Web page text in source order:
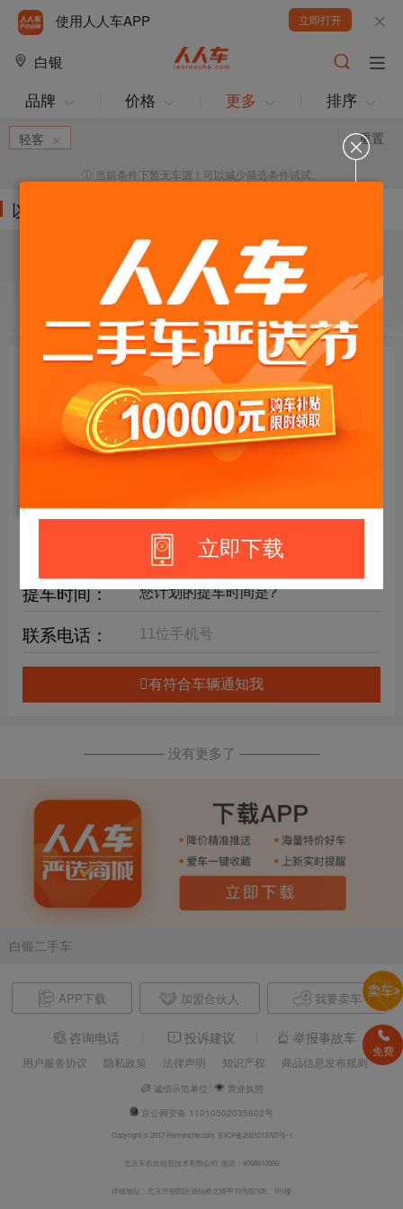
使用人人车APP 立即打开
白银
立即下载
品牌 价格 更多 排序
重置
轻客
当前条件下暂无车源！可以减少筛选条件试试。
以下车源的筛选条件为:
目标车辆： 请选择欲购车辆
年限要求：
购车预算：
详细要求：
提车时间：
联系电话：
有符合车辆通知我
—————— 没有更多了 ——————
白银二手车
APP下载 加盟合伙人 我要卖车
咨询电话 投诉建议 举报事故车
用户服务协议 隐私政策 法律声明 知识产权 商品信息发布规则
诚信示范单位
营业执照
京公网安备 11010502035802号
Copyright © 2017 Renrenche.com 京ICP备2021013707号-1
北京车欢欢信息技术有限公司 电话：4008610500
详细地址：北京市朝阳区酒仙桥北路甲10号院105、101楼
免费